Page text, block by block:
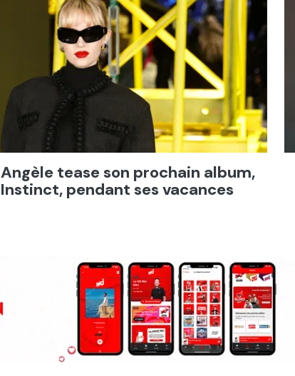
Angèle tease son prochain album,
Instinct, pendant ses vacances